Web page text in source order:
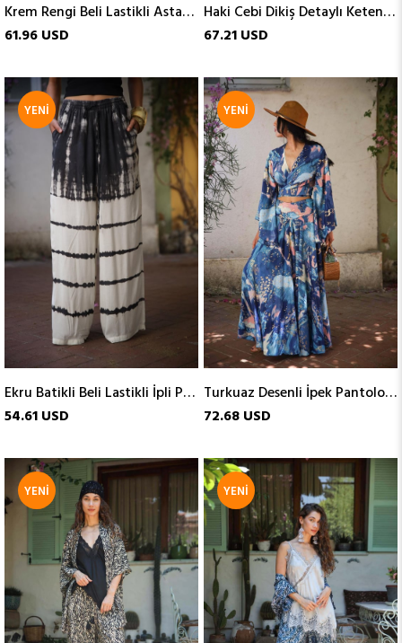
Krem Rengi Beli Lastikli Astarlı Krinkıl Pantolon
61.96 USD
Haki Cebi Dikiş Detaylı Keten Pantolon
67.21 USD
Ekru Batikli Beli Lastikli İpli Pantolon
54.61 USD
YENI
ÜRÜN
Turkuaz Desenli İpek Pantolon Etek
72.68 USD
YENI
ÜRÜN
YENI YENI
ÜRÜN